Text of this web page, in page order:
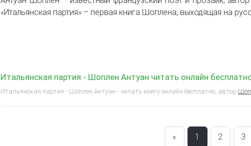
«Итальянская партия» – первая книга Шоплена, выходящая на
Итальянская партия - Шоплен Антуан читать онлайн
Итальянская партия - Шоплен Антуан - читать книгу онлайн бесплатно, автор
« 1 2 3